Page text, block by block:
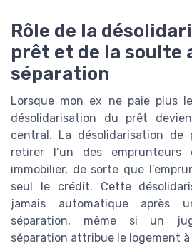
Rôle de la
prêt et de la soulte
séparation
Lorsque mon ex ne paie plus
désolidarisation du prêt
central. La désolidarisation
retirer l’un des
immobilier, de sorte que
seul le crédit. Cette
jamais automatique après
séparation, même si un
séparation attribue le logement à